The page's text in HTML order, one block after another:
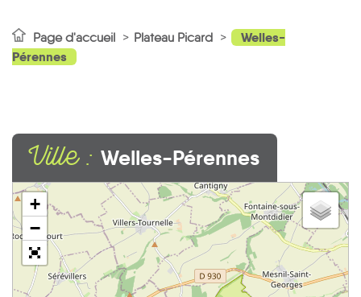
Page d'accueil Plateau Picard
Welles-
Pérennes
Ville : Welles-Pérennes
+
−